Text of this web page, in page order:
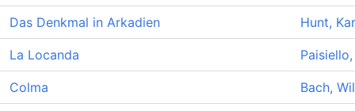
Das Denkmal in Arkadien Hunt,
La Locanda
Colma Bach,